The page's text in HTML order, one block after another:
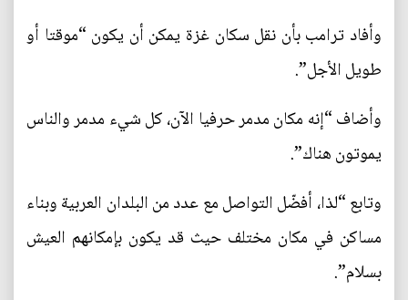
وأفاد ترامب بأن نقل سكان غزة يمكن أن يكون “موقتا أو
طويل الأجل”.
وأضاف “إنه مكان مدمر حرفيا الآن، كل شيء مدمر والناس
يموتون هناك”.
وتابع “لذا، أفضّل التواصل مع عدد من البلدان العربية وبناء
مساكن في مكان مختلف حيث قد يكون بإمكانهم العيش
بسلام”.